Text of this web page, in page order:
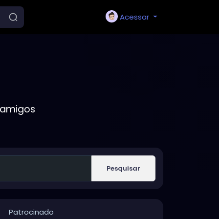
Acessar
Pesquisar
Patrocinado